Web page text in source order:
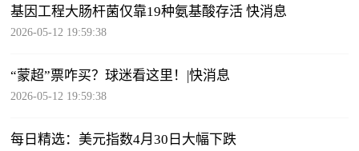
基因工程大肠杆菌仅靠19种氨基酸存活 快消息
2026-05-12 19:59:38
“蒙超”票咋买？球迷看这里！|快消息
2026-05-12 19:59:38
每日精选：美元指数4月30日大幅下跌